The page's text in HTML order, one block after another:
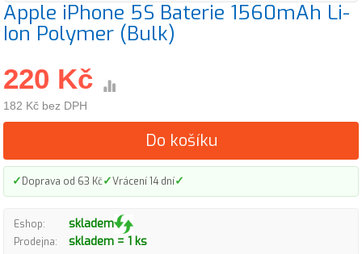
Apple iPhone 5S Baterie 1560mAh Li-
Ion Polymer (Bulk)
220 Kč
182 Kč bez DPH
Do košíku
✓Doprava od 63 Kč✓Vrácení 14 dní✓
Eshop: skladem
Prodejna: skladem = 1 ks